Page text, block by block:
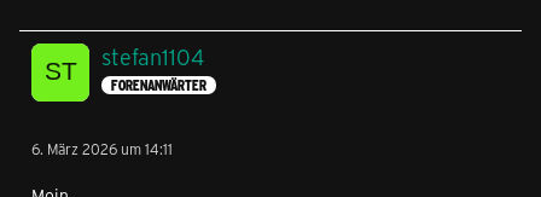
stefan1104
FORENANWÄRTER
6. März 2026 um 14:11